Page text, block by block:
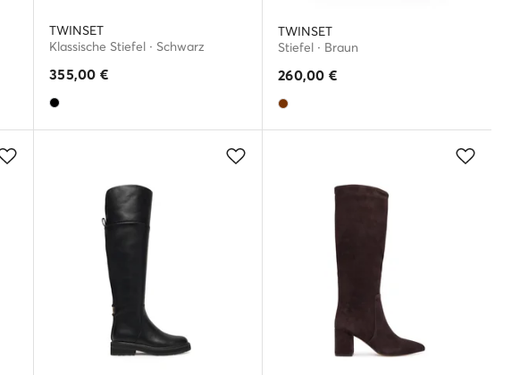
TWINSET
Klassische Stiefel · Schwarz
355,00 €
TWINSET
Stiefel · Braun
260,00 €